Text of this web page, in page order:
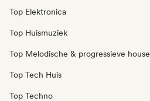
Top Elektronica
Top Huismuziek
Top Melodische & progressieve house
Top Tech Huis
Top Techno